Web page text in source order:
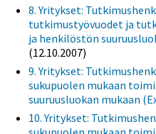
8. Yritykset:
tutkimustyövuodet ja
ja henkilöstön
(12.10.2007)
9. Yritykset:
sukupuolen mukaan
suuruusluokan mukaan
10. Yritykset: